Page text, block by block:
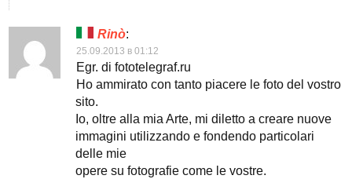
Rinò:
25.09.2013 в 01:12
Egr. di fototelegraf.ru
Ho ammirato con tanto piacere le foto del vostro
sito.
Io, oltre alla mia Arte, mi diletto a creare nuove
immagini utilizzando e fondendo particolari
delle mie
opere su fotografie come le vostre.